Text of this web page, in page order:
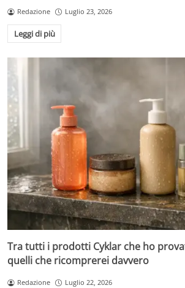
Redazione Luglio 23, 2026
Leggi di più
Tra tutti i prodotti Cyklar che ho
quelli che ricomprerei davvero
Redazione Luglio 22, 2026